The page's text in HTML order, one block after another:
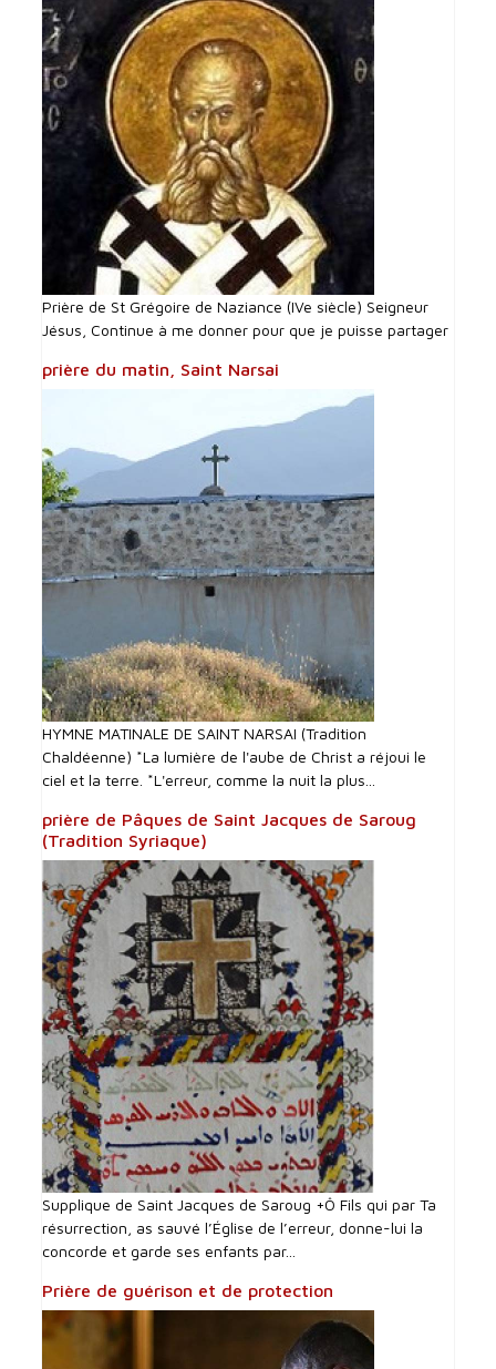
Prière de St Grégoire de Naziance (IVe siècle) Seigneur
Jésus, Continue à me donner pour que je puisse partager
prière du matin, Saint Narsai
HYMNE MATINALE DE SAINT NARSAI (Tradition
Chaldéenne) *La lumière de l'aube de Christ a réjoui le
ciel et la terre. *L'erreur, comme la nuit la plus...
prière de Pâques de Saint Jacques de Saroug
(Tradition Syriaque)
Supplique de Saint Jacques de Saroug +Ô Fils qui par Ta
résurrection, as sauvé l’Église de l’erreur, donne-lui la
concorde et garde ses enfants par...
Prière de guérison et de protection